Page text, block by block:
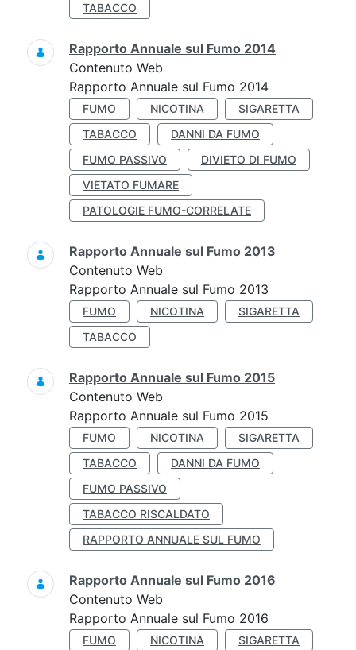
TABACCO
Rapporto Annuale sul Fumo 2014
Contenuto Web
Rapporto Annuale sul Fumo 2014
FUMO NICOTINA
SIGARETTA
TABACCO
DANNI DA FUMO
FUMO PASSIVO
DIVIETO DI FUMO
VIETATO FUMARE
PATOLOGIE FUMO-CORRELATE
Rapporto Annuale sul Fumo 2013
Contenuto Web
Rapporto Annuale sul Fumo 2013
FUMO NICOTINA
SIGARETTA
TABACCO
Rapporto Annuale sul Fumo 2015
Contenuto Web
Rapporto Annuale sul Fumo 2015
FUMO NICOTINA
SIGARETTA
TABACCO
DANNI DA FUMO
FUMO PASSIVO
TABACCO RISCALDATO
RAPPORTO ANNUALE SUL FUMO
Rapporto Annuale sul Fumo 2016
Contenuto Web
Rapporto Annuale sul Fumo 2016
FUMO NICOTINA
SIGARETTA